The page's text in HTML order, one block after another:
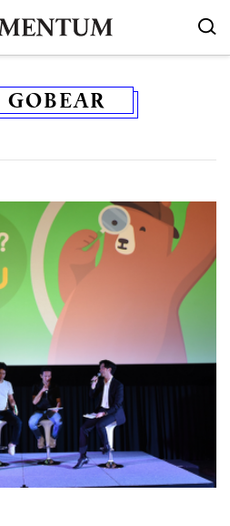
GOBEAR
EMAIL